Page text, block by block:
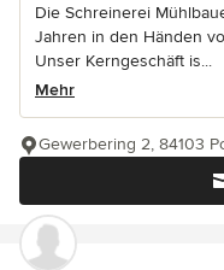
Die Schreinerei
Jahren in den Händen
Unser Kerngeschäft is...
Mehr
Gewerbering 2, 84103